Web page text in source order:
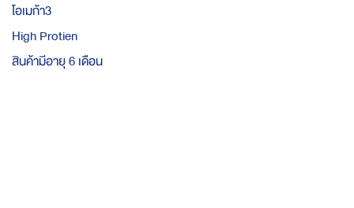
โอเมก้า3
High Protien
สินค้ามีอายุ 6 เดือน